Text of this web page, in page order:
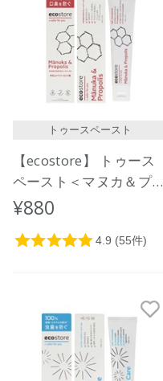
トゥースペースト
【ecostore】 トゥース
ペースト＜マヌカ＆プロ
ポリス＞100ｇ
¥880